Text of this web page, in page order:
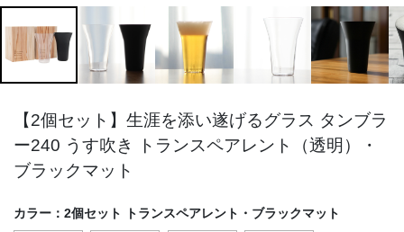
【2個セット】生涯を添い遂げるグラス タンブラ
ー240 うす吹き トランスペアレント（透明）・
ブラックマット
カラー： 2個セット トランスペアレント・ブラックマット